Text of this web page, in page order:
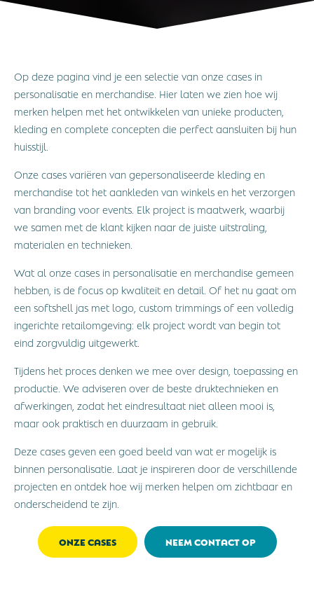
Op deze pagina vind je een selectie van onze cases in
personalisatie en merchandise. Hier laten we zien hoe wij
merken helpen met het ontwikkelen van unieke producten,
kleding en complete concepten die perfect aansluiten bij hun
huisstijl.
Onze cases variëren van gepersonaliseerde kleding en
merchandise tot het aankleden van winkels en het verzorgen
van branding voor events. Elk project is maatwerk, waarbij
we samen met de klant kijken naar de juiste uitstraling,
materialen en technieken.
Wat al onze cases in personalisatie en merchandise gemeen
hebben, is de focus op kwaliteit en detail. Of het nu gaat om
een softshell jas met logo, custom trimmings of een volledig
ingerichte retailomgeving: elk project wordt van begin tot
eind zorgvuldig uitgewerkt.
Tijdens het proces denken we mee over design, toepassing en
productie. We adviseren over de beste druktechnieken en
afwerkingen, zodat het eindresultaat niet alleen mooi is,
maar ook praktisch en duurzaam in gebruik.
Deze cases geven een goed beeld van wat er mogelijk is
binnen personalisatie. Laat je inspireren door de verschillende
projecten en ontdek hoe wij merken helpen om zichtbaar en
onderscheidend te zijn.
ONZE CASES NEEM CONTACT OP